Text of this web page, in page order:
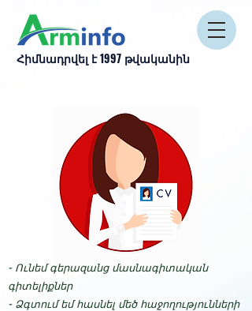
Հիմնադրվել է 1997 թվականին
- Ունեմ գերազանց մասնագիտական
գիտելիքներ
- Ձգտում եմ հասնել մեծ հաջողությունների